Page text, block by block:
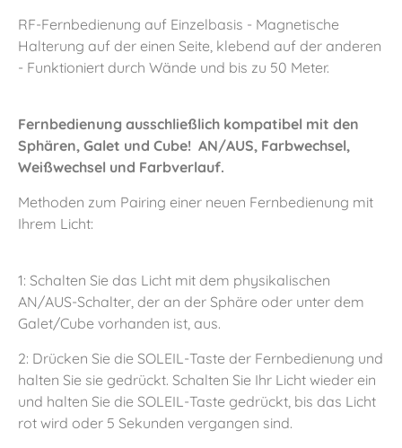
RF-Fernbedienung auf Einzelbasis - Magnetische
Halterung auf der einen Seite, klebend auf der anderen
- Funktioniert durch Wände und bis zu 50 Meter.
Fernbedienung ausschließlich kompatibel mit den
Sphären, Galet und Cube! AN/AUS, Farbwechsel,
Weißwechsel und Farbverlauf.
Methoden zum Pairing einer neuen Fernbedienung mit
Ihrem Licht:
1: Schalten Sie das Licht mit dem physikalischen
AN/AUS-Schalter, der an der Sphäre oder unter dem
Galet/Cube vorhanden ist, aus.
2: Drücken Sie die SOLEIL-Taste der Fernbedienung und
halten Sie sie gedrückt. Schalten Sie Ihr Licht wieder ein
und halten Sie die SOLEIL-Taste gedrückt, bis das Licht
rot wird oder 5 Sekunden vergangen sind.